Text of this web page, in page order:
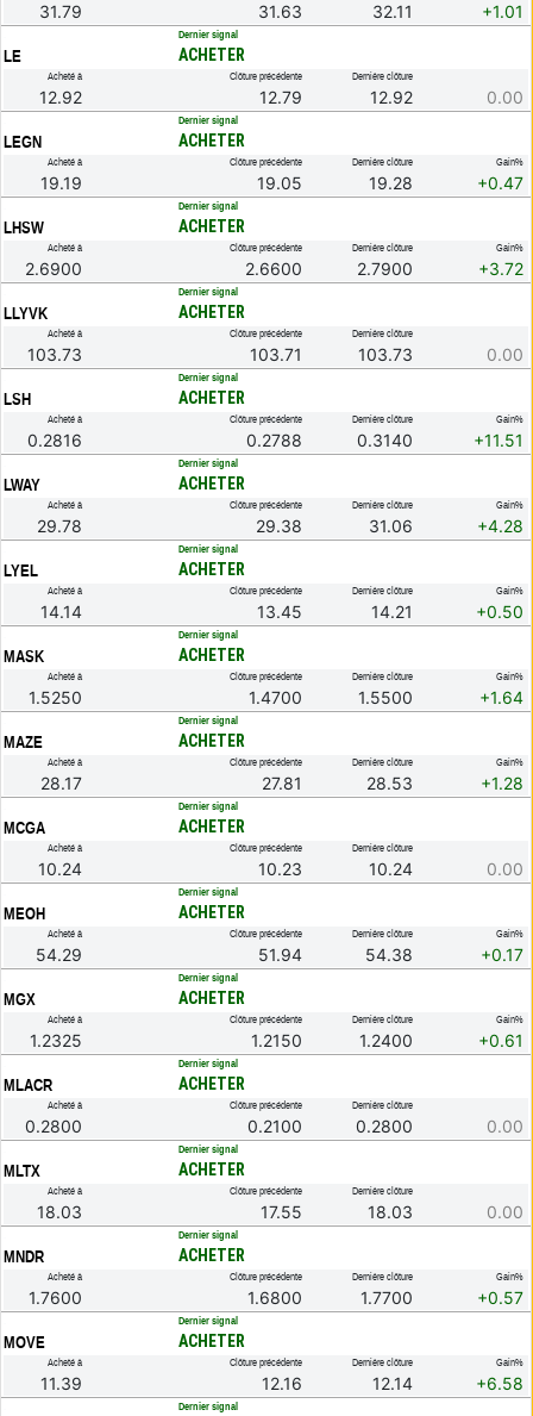
31.79 31.63 32.11 +1.01
LE
Dernier signal
ACHETER
Acheté à
12.92
Clôture précédente
12.79
Dernière clôture
12.92 0.00
LEGN
Dernier signal
ACHETER
Acheté à
19.19
Clôture précédente
19.05
Dernière clôture
19.28
Gain%
+0.47
LHSW
Dernier signal
ACHETER
Acheté à
2.6900
Clôture précédente
2.6600
Dernière clôture
2.7900
Gain%
+3.72
LLYVK
Dernier signal
ACHETER
Acheté à
103.73
Clôture précédente
103.71
Dernière clôture
103.73 0.00
LSH
Dernier signal
ACHETER
Acheté à
0.2816
Clôture précédente
0.2788
Dernière clôture
0.3140
Gain%
+11.51
LWAY
Dernier signal
ACHETER
Acheté à
29.78
Clôture précédente
29.38
Dernière clôture
31.06
Gain%
+4.28
LYEL
Dernier signal
ACHETER
Acheté à
14.14
Clôture précédente
13.45
Dernière clôture
14.21
Gain%
+0.50
MASK
Dernier signal
ACHETER
Acheté à
1.5250
Clôture précédente
1.4700
Dernière clôture
1.5500
Gain%
+1.64
MAZE
Dernier signal
ACHETER
Acheté à
28.17
Clôture précédente
27.81
Dernière clôture
28.53
Gain%
+1.28
MCGA
Dernier signal
ACHETER
Acheté à
10.24
Clôture précédente
10.23
Dernière clôture
10.24 0.00
MEOH
Dernier signal
ACHETER
Acheté à
54.29
Clôture précédente
51.94
Dernière clôture
54.38
Gain%
+0.17
MGX
Dernier signal
ACHETER
Acheté à
1.2325
Clôture précédente
1.2150
Dernière clôture
1.2400
Gain%
+0.61
MLACR
Dernier signal
ACHETER
Acheté à
0.2800
Clôture précédente
0.2100
Dernière clôture
0.2800 0.00
MLTX
Dernier signal
ACHETER
Acheté à
18.03
Clôture précédente
17.55
Dernière clôture
18.03 0.00
MNDR
Dernier signal
ACHETER
Acheté à
1.7600
Clôture précédente
1.6800
Dernière clôture
1.7700
Gain%
+0.57
MOVE
Dernier signal
ACHETER
Acheté à
11.39
Clôture précédente
12.16
Dernière clôture
12.14
Gain%
+6.58
Dernier signal